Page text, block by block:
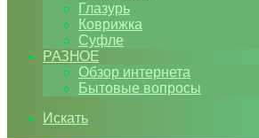
Глазурь
Коврижка
Суфле
РАЗНОЕ
Обзор интернета
Бытовые вопросы
Искать